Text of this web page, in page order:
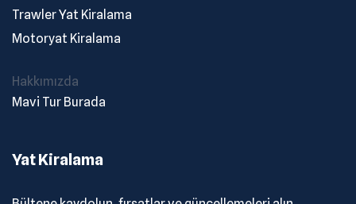
Trawler Yat Kiralama
Motoryat Kiralama
Hakkımızda
Mavi Tur Burada
Yat Kiralama